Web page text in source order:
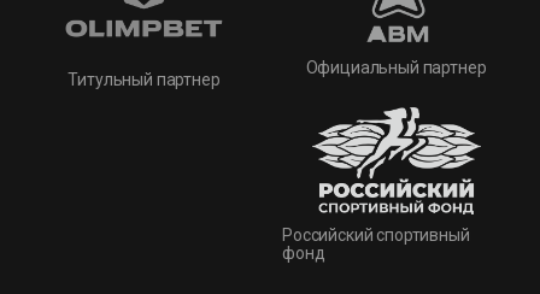
Титульный партнер
Официальный партнер
Российский спортивный
фонд